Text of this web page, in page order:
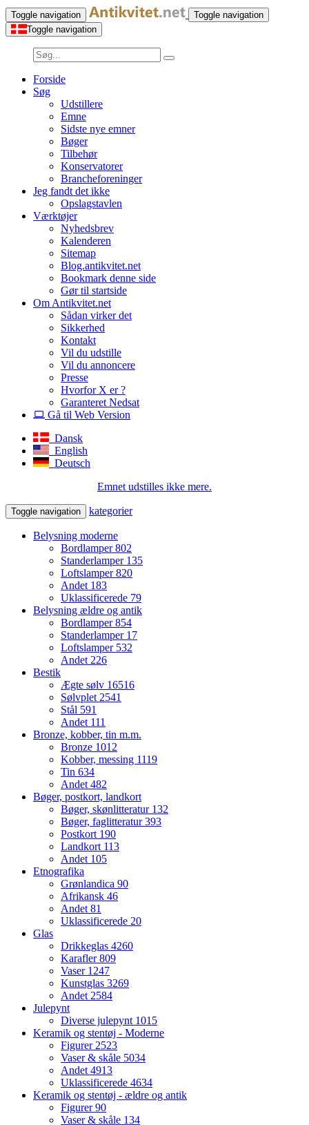
Toggle navigation
Toggle navigation
Toggle navigation
Forside
Søg
Udstillere
Emne
Sidste nye emner
Bøger
Tilbehør
Konservatorer
Brancheforeninger
Jeg fandt det ikke
Opslagstavlen
Værktøjer
Nyhedsbrev
Kalenderen
Sitemap
Blog.antikvitet.net
Bookmark denne side
Gør til startside
Om Antikvitet.net
Sådan virker det
Sikkerhed
Kontakt
Vil du udstille
Vil du annoncere
Presse
Hvorfor X er ?
Garanteret Nedsat
Gå til Web Version
Dansk
English
Deutsch
Emnet udstilles ikke mere.
Toggle navigation kategorier
Belysning moderne
Bordlamper802
Standerlamper 135
Loftslamper820
Andet 183
Uklassificerede 79
Belysning ældre og antik
Bordlamper854
Standerlamper 17
Loftslamper 532
Andet 226
Bestik
Ægte sølv 16516
Sølvplet 2541
Stål 591
Andet 111
Bronze, kobber, tin m.m.
Bronze 1012
Kobber, messing 1119
Tin 634
Andet 482
Bøger, postkort, landkort
Bøger, skønlitteratur 132
Bøger, faglitteratur393
Postkort 190
Landkort 113
Andet 105
Etnografika
Grønlandica 90
Afrikansk 46
Andet 81
Uklassificerede 20
Glas
Drikkeglas 4260
Karafler809
Vaser 1247
Kunstglas 3269
Andet 2584
Julepynt
Diverse julepynt 1015
Keramik og stentøj - Moderne
Figurer 2523
Vaser & skåle 5034
Andet 4913
Uklassificerede 4634
Keramik og stentøj - ældre og antik
Figurer90
Vaser & skåle 134